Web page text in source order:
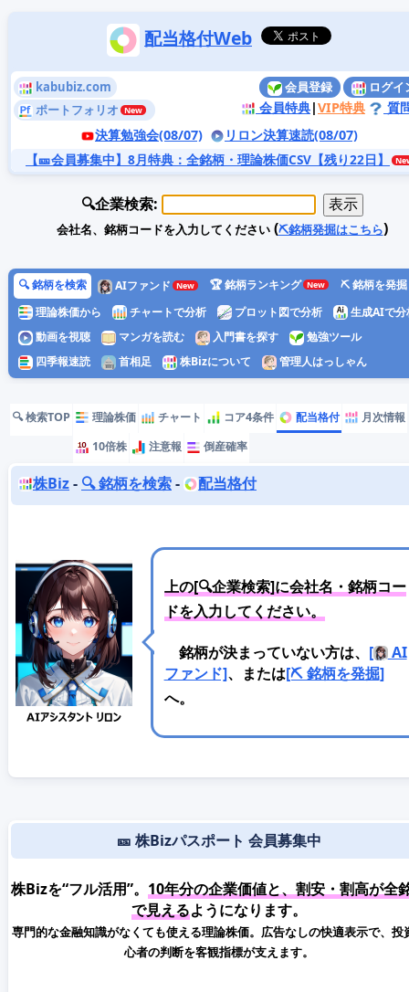
配当格付Web
kabubiz.com
ポートフォリオ
会員登録 ログイ
会員特典|VIP特典
質
決算勉強会(08/07)
リロン決算速読(08/07)
【🎫会員募集中】8月特典 ：全銘柄・理論株価CSV【残り22日】
🔍企業検索:
会社名、銘柄コードを入力してください(⛏️銘柄発掘はこちら)
🔍 銘柄を検索 AIファンド 🏆 銘柄ランキング
⛏️ 銘柄を発掘
理論株価から
チャートで分析 プロット図で分析
生成AIで分
動画を視聴
マンガを読む 入門書を探す
勉強ツール
四季報速読
首相足 株Bizについて 管理人はっしゃん
🔍 検索TOP 理論株価 チャート コア4条件 配当格付
月次情報
10倍株
注意報 倒産確率
株Biz- 🔍 銘柄を検索- 配当格付
上の[🔍企業検索]に会社名・銘柄コー
ドを入力してください。
銘柄が決まっていない方は、 [
AI
ファンド]、または[⛏️ 銘柄を発掘]
へ。
🎫 株Bizパスポート 会員募集中
株Bizを“フル活用”。 10年分の企業価値と、割安・割高が全
で見えるようになります。
専門的な金融知識がなくても使える理論株価。広告なしの快適表示で、投
心者の判断を客観指標が支えます。